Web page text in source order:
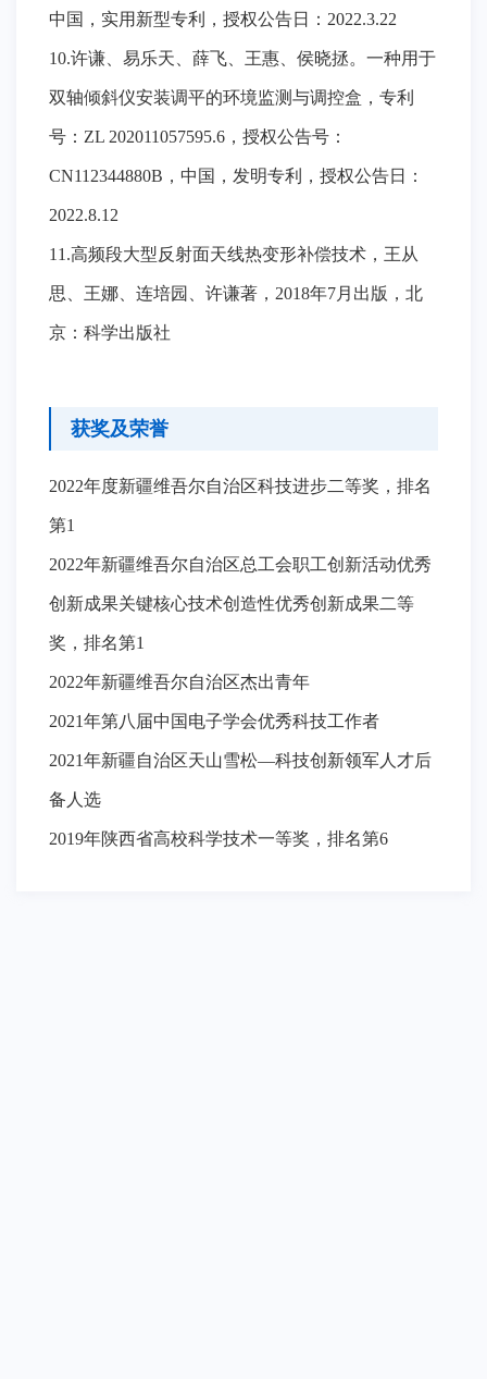
中国，实用新型专利，授权公告日：2022.3.22
10.许谦、易乐天、薛飞、王惠、侯晓拯。一种用于
双轴倾斜仪安装调平的环境监测与调控盒，专利
号：ZL 202011057595.6，授权公告号：
CN112344880B，中国，发明专利，授权公告日：
2022.8.12
11.高频段大型反射面天线热变形补偿技术，王从
思、王娜、连培园、许谦著，2018年7月出版，北
京：科学出版社
获奖及荣誉
2022年度新疆维吾尔自治区科技进步二等奖，排名
第1
2022年新疆维吾尔自治区总工会职工创新活动优秀
创新成果关键核心技术创造性优秀创新成果二等
奖，排名第1
2022年新疆维吾尔自治区杰出青年
2021年第八届中国电子学会优秀科技工作者
2021年新疆自治区天山雪松—科技创新领军人才后
备人选
2019年陕西省高校科学技术一等奖，排名第6